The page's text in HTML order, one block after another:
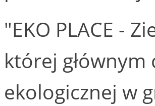
"EKO PLACE -
której
ekologicznej w